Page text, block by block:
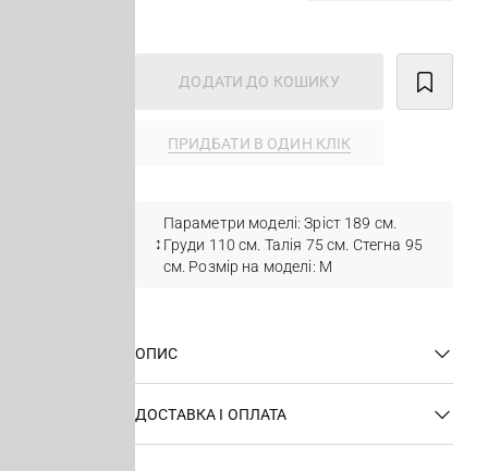
ДОДАТИ ДО КОШИКУ
ПРИДБАТИ В ОДИН КЛІК
Параметри моделі: Зріст 189 см.
Груди 110 см. Талія 75 см. Стегна 95
см. Розмір на моделі: M
ОПИС
ДОСТАВКА І ОПЛАТА